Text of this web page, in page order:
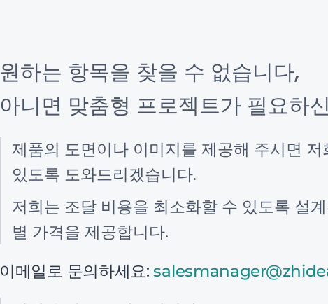
원하는 항목을 찾을 수 없습니다,
아니면 맞춤형 프로젝트가 필요하
제품의 도면이나 이미지를 제공해 주시면
있도록 도와드리겠습니다.
저희는 조달 비용을 최소화할 수 있도록 설
별 가격을 제공합니다.
이메일로 문의하세요: